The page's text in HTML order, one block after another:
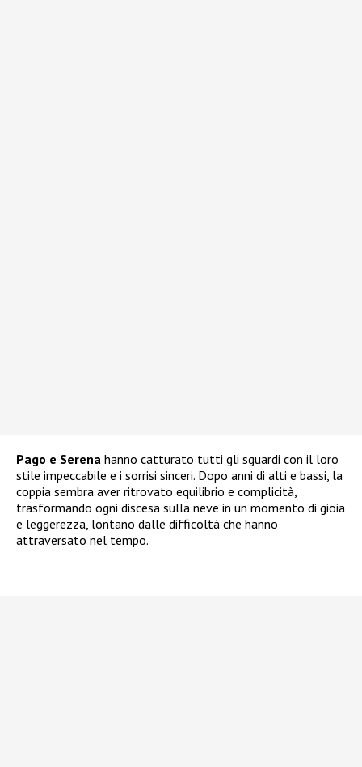
Pago e Serena hanno catturato tutti gli sguardi con il loro
stile impeccabile e i sorrisi sinceri. Dopo anni di alti e bassi, la
coppia sembra aver ritrovato equilibrio e complicità,
trasformando ogni discesa sulla neve in un momento di gioia
e leggerezza, lontano dalle difficoltà che hanno
attraversato nel tempo.